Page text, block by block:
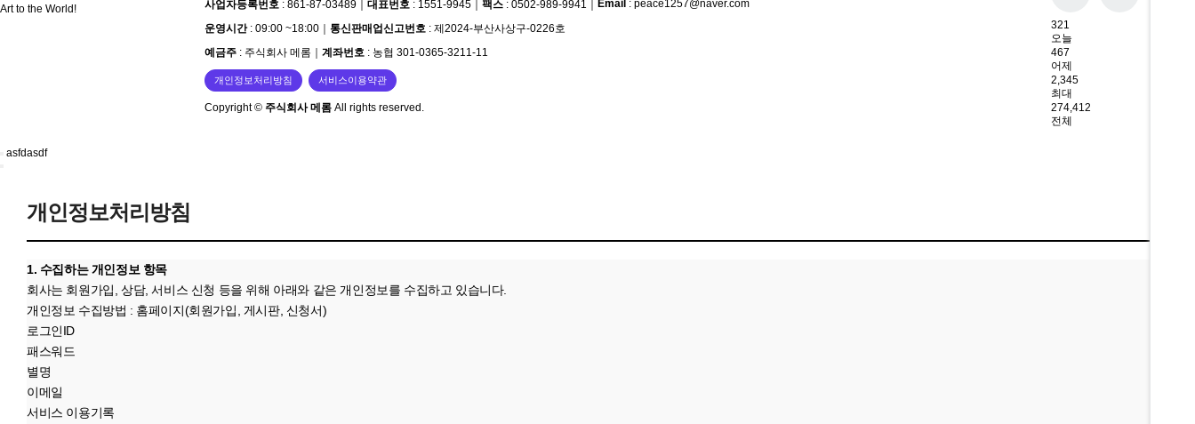
Art to the World!
사업자등록번호 : 861-87-03489 대표번호 : 1551-9945 팩스 : 0502-989-9941 Email : peace1257@naver.com
운영시간: 09:00 ~18:00 통신판매업신고번호 : 제2024-부산사상구-0226호
예금주 : 주식회사 메롬 계좌번호 : 농협 301-0365-3211-11
개인정보처리방침 서비스이용약관
Copyright © 주식회사 메롬 All rights reserved.
321
오늘
467
어제
2,345
최대
274,412
전체
asfdasdf
개인정보처리방침
1. 수집하는 개인정보 항목
회사는 회원가입, 상담, 서비스 신청 등을 위해 아래와 같은 개인정보를 수집하고 있습니다.
개인정보 수집방법 : 홈페이지(회원가입, 게시판, 신청서)
로그인ID
패스워드
별명
이메일
서비스 이용기록